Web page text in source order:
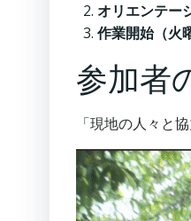
オリエンテー
作業開始（火
参加者
「現地の人々と